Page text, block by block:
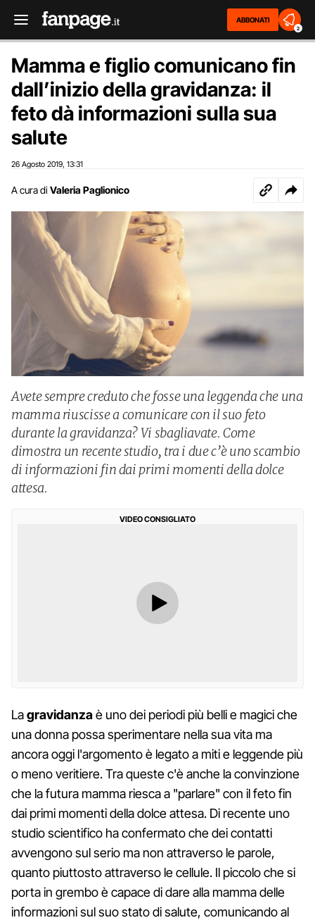
ABBONATI
2
Mamma e figlio comunicano fin
dall’inizio della gravidanza: il
feto dà informazioni sulla sua
salute
26 Agosto 2019 13:31
A cura di Valeria Paglionico
Avete sempre creduto che fosse una leggenda che una
mamma riuscisse a comunicare con il suo feto
durante la gravidanza? Vi sbagliavate. Come
dimostra un recente studio, tra i due c’è uno scambio
di informazioni fin dai primi momenti della dolce
attesa.
VIDEO CONSIGLIATO
Lagravidanzaè uno dei periodi più belli e magici che
una donna possa sperimentare nella sua vita ma
ancora oggi l'argomento è legato a miti e leggende più
o meno veritiere. Tra queste c'è anche la convinzione
che la futura mamma riesca a "parlare" con il feto fin
dai primi momenti della dolce attesa. Di recente uno
studio scientifico ha confermato che dei contatti
avvengono sul serio ma non attraverso le parole,
quanto piuttosto attraverso le cellule. Il piccolo che si
porta in grembo è capace di dare alla mamma delle
informazioni sul suo stato di salute, comunicando al